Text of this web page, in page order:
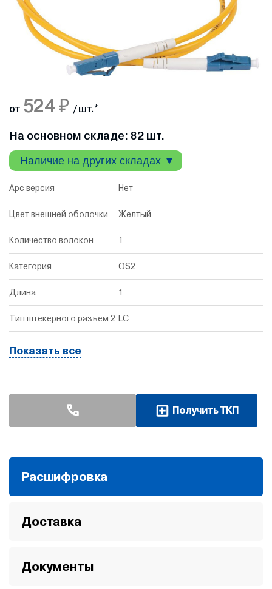
от 524 ₽ / шт.*
На основном складе: 82 шт.
Наличие на других складах ▼
Apc версия Нет
Цвет внешней оболочки Желтый
Количество волокон 1
Категория OS2
Длина 1
Тип штекерного разъем 2 LC
Показать все
Получить ТКП
Расшифровка
Доставка
Документы